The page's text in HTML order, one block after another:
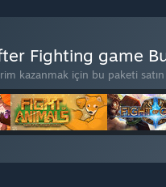
Fighting game
kazanmak için bu paketi satın